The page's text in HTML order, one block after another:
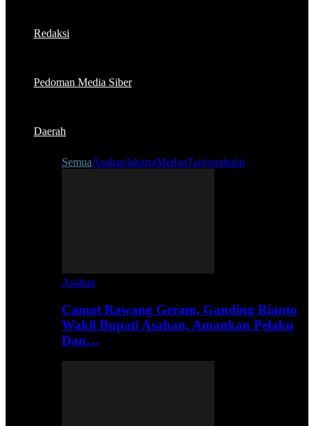
Redaksi
Pedoman Media Siber
Daerah
SemuaAsahanJakartaMedanTanjungbalai
Asahan
Camat Rawang Geram, Ganding Rianto
Wakil Bupati Asahan, Amankan Pelaku
Dan…